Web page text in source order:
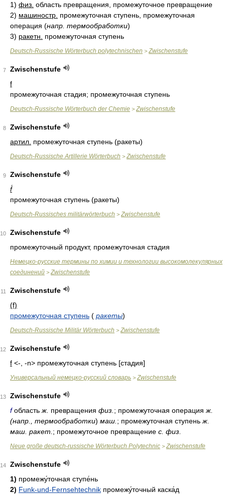
1) физ. область превращения, промежуточное превращение
2) машиностр. промежуточная ступень, промежуточная
операция (напр. термообработки)
3) ракетн. промежуточная ступень
Deutsch-Russische Wörterbuch polytechnischen > Zwischenstufe
7
Zwischenstufe
f
промежуточная стадия; промежуточная ступень
Deutsch-Russische Wörterbuch der Chemie > Zwischenstufe
8
Zwischenstufe
артил. промежуточная ступень (ракеты)
Deutsch-Russische Artillerie Wörterbuch > Zwischenstufe
9
Zwischenstufe
f́
промежуточная ступень (ракеты)
Deutsch-Russisches militärwörterbuch > Zwischenstufe
10
Zwischenstufe
промежуточный продукт, промежуточная стадия
Немецко-русские термины по химии и технологии высокомолекулярных
соединений > Zwischenstufe
11
Zwischenstufe
(f)
промежуточная ступень ( ракеты)
Deutsch-Russische Militär Wörterbuch > Zwischenstufe
12
Zwischenstufe
f <-, -n> промежуточная ступень [стадия]
Универсальный немецко-русский словарь > Zwischenstufe
13
Zwischenstufe
fобласть ж. превращения физ. ; промежуточная операция ж.
(напр., термообработки) маш. ; промежуточная ступень ж.
маш. ракет. ; промежуточное превращение с. физ.
Neue große deutsch-russische Wörterbuch Polytechnic > Zwischenstufe
14
Zwischenstufe
1) промежу́точная ступе́нь
2) Funk-und-Fernsehtechnik промежу́точный каска́д